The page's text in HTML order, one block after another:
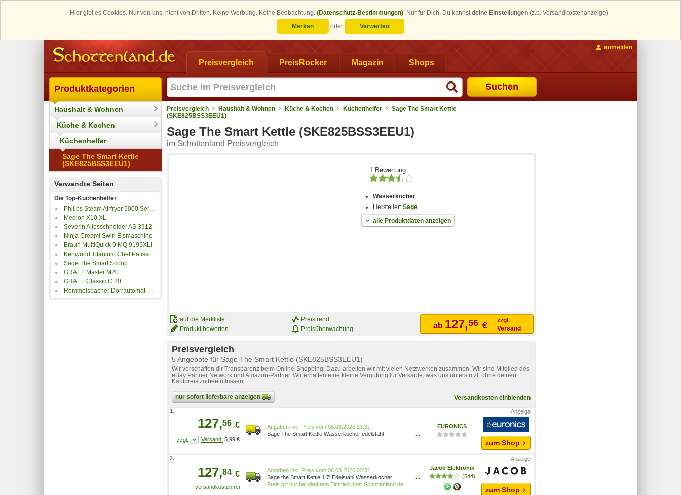
Hier gibt es Cookies. Nur von uns, nicht von Dritten. Keine Werbung. Keine Beobachtung. (Datenschutz-Bestimmungen). Nur für Dich. Du kannstdeine Einstellungen (z.b. Versandkostenanzeige)
Merken
oder Verwerfen
Preisvergleich PreisRocker Magazin Shops
Suchen
anmelden
Produktkategorien
Haushalt & Wohnen
Küche & Kochen
Küchenhelfer
Sage The Smart Kettle
(SKE825BSS3EEU1)
Verwandte Seiten
Die Top-Küchenhelfer
Philips Steam Airfryer 5000 Series NA555/00
Medion X10 XL
Severin Allesschneider AS 3912
Ninja Creami Swirl Eismaschine
Braun MultiQuick 9 MQ 9195XLI
Kenwood Titanium Chef Patissier XL KWL90.244SI
Sage The Smart Scoop
GRAEF Master M20
GRAEF Classic C 20
Rommelsbacher Dörrautomat DA 950
Preisvergleich Haushalt & Wohnen Küche & Kochen Küchenhelfer
Sage The Smart Kettle
(SKE825BSS3EEU1)
Sage The Smart Kettle (SKE825BSS3EEU1)
im Schottenland Preisvergleich
1 Bewertung
Wasserkocher
Hersteller:Sage
alle Produktdaten anzeigen
auf die Merkliste
Produkt bewerten
Preistrend
Preisüberwachung
ab 127,56 €
zzgl.
Versand
Preisvergleich
5 Angebote für Sage The Smart Kettle (SKE825BSS3EEU1)
Wir verschaffen dir Transparenz beim Online-Shopping. Dazu arbeiten wir mit vielen Netzwerken zusammen. Wir sind Mitglied des
eBay Partner Network und Amazon-Partner. Wir erhalten eine kleine Vergütung für Verkäufe, was uns unterstützt, ohne deinen
Kaufpreis zu beeinflussen.
nur sofort lieferbare anzeigen Versandkosten einblenden
1.
127,56 €
5,99 €
Preis vom 06.08.2026 23:31
Sage The Smart Kettle Wasserkocher edelstahl
...
EURONICS
zum Shop
2.
127,84 €
Preis vom 06.08.2026 23:31
Sage the Smart Kettle 1.7l Edelstahl Wasserkocher
(SKE825BSS3EEU1)
...
Preis gilt nur bei direktem Einstieg über Schottenland.de!
Jacob Elektronik
(544)
zum Shop